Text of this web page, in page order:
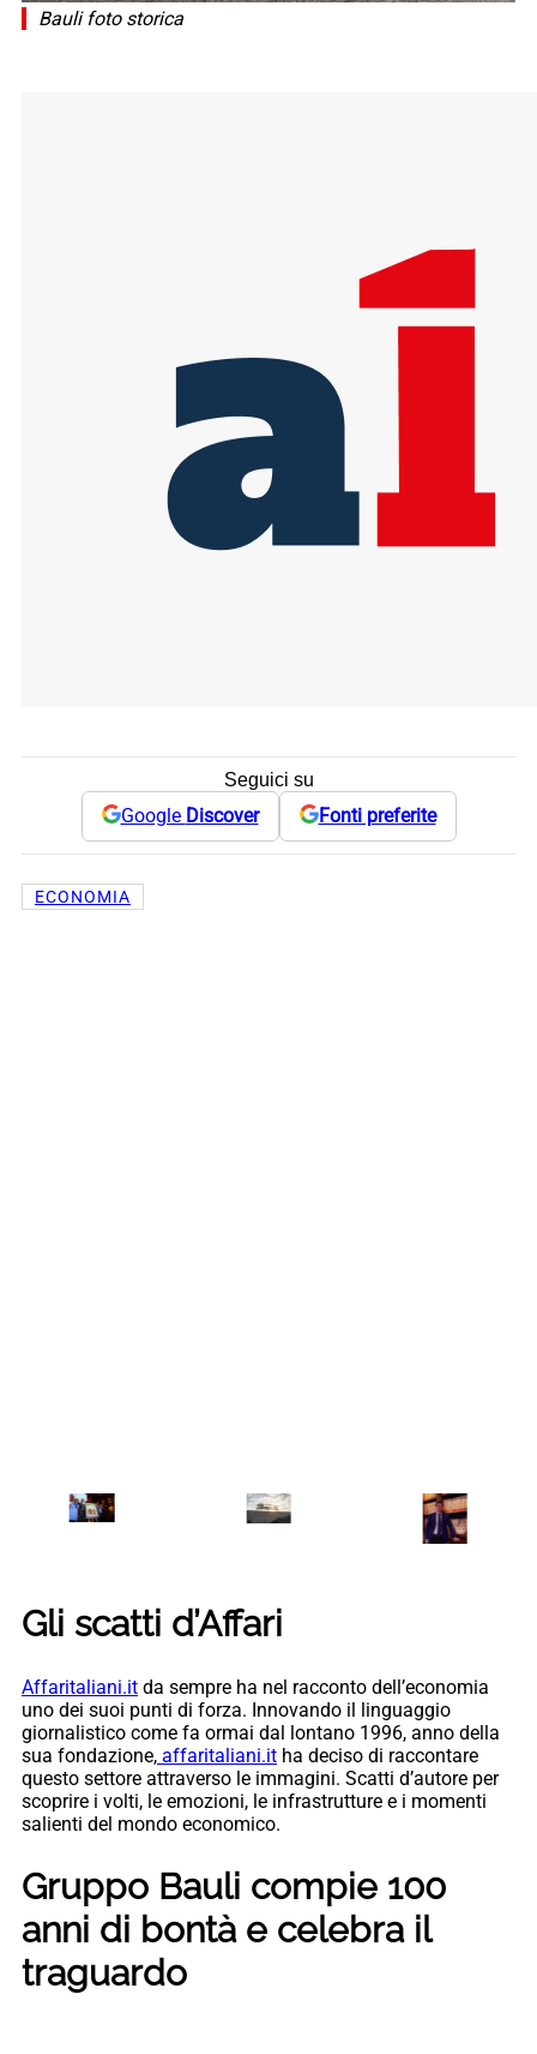
Bauli foto storica
Seguici su
Google Discover Fonti preferite
ECONOMIA
Gli scatti d’Affari
Affaritaliani.it da sempre ha nel racconto dell’economia
uno dei suoi punti di forza. Innovando il linguaggio
giornalistico come fa ormai dal lontano 1996, anno della
sua fondazione, affaritaliani.it ha deciso di raccontare
questo settore attraverso le immagini. Scatti d’autore per
scoprire i volti, le emozioni, le infrastrutture e i momenti
salienti del mondo economico.
Gruppo Bauli compie 100
anni di bontà e celebra il
traguardo